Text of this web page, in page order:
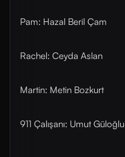
Pam: Hazal Beril Çam
Rachel: Ceyda Aslan
Martin: Metin Bozkurt
911 Çalışanı: Umut Güloğlu